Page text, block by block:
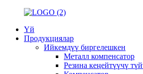
Үй
Продукциялар
Ийкемдүү биргелешкен
Металл компенсатор
Резина кеңейтүүчү